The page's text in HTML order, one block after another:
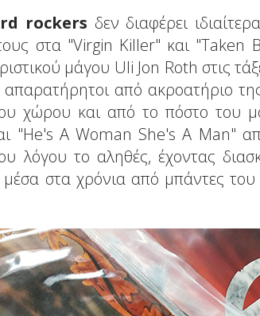
rockers δεν διαφέρει
στα "Virgin Killer" και "Taken
μάγου Uli Jon Roth στις
από ακροατήριο
χώρου και από το πόστο του
"He's A Woman She's A Man"
λόγου το αληθές, έχοντας
στα χρόνια από μπάντες